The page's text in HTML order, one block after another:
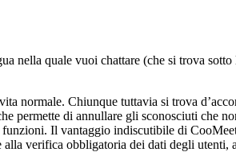
nella quale vuoi chattare (che si trova
normale. Chiunque tuttavia si trova
permette di annullare gli sconosciuti che
Il vantaggio indiscutibile di
alla verifica obbligatoria dei dati degli